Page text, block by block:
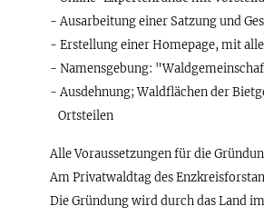
- Ausarbeitung einer Satzung und
- Erstellung einer Homepage, mit
- Namensgebung:
- Ausdehnung; Waldflächen der
Ortsteilen
Alle Voraussetzungen für die
Am Privatwaldtag des
Die Gründung wird durch das Land